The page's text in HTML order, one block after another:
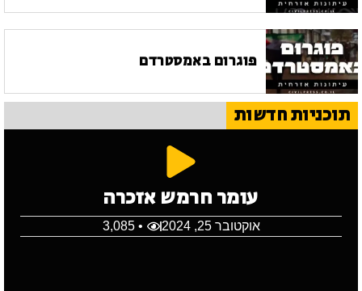
פוגרום באמסטרדם
תוכניות חדשות
עומר חרמש אזכרה
אוקטובר 25, 2024 • 3,085